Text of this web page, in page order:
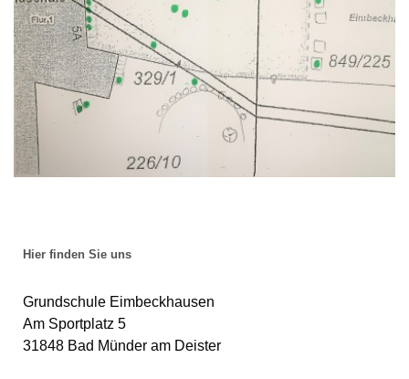
Hier finden Sie uns
Grundschule Eimbeckhausen
Am S​portplatz 5
31848 Bad Münder am Deister